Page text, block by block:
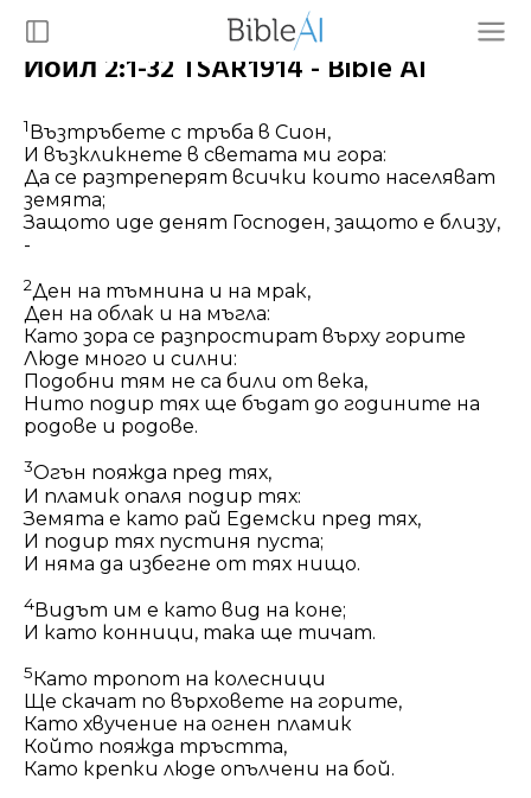
Иоил 2:1-32 TSAR1914 - Bible AI
1Възтръбете с тръба в Сион,
И възкликнете в светата ми гора:
Да се разтреперят всички които населяват
земята;
Защото иде денят Господен, защото е близу,
-
2Ден на тъмнина и на мрак,
Ден на облак и на мъгла:
Като зора се разпростират върху горите
Люде много и силни:
Подобни тям не са били от века,
Нито подир тях ще бъдат до годините на
родове и родове.
3Огън пояжда пред тях,
И пламик опаля подир тях:
Земята е като рай Едемски пред тях,
И подир тях пустиня пуста;
И няма да избегне от тях нищо.
4Видът им е като вид на коне;
И като конници, така ще тичат.
5 Като тропот на колесници
Ще скачат по върховете на горите,
Като хвучение на огнен пламик
Който пояжда тръстта,
Като крепки люде опълчени на бой.